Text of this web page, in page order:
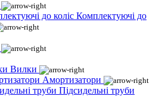
Комплектуючі до
Вилки
Амортизатори
Підсидельні труби